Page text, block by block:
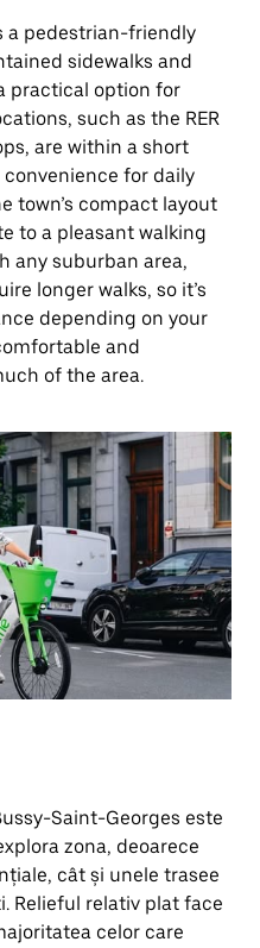
a pedestrian-friendly
sidewalks and
practical option for
such as the RER
are within a short
for daily
town’s compact layout
to a pleasant walking
any suburban area,
longer walks, so it’s
depending on your
and
of the area.
Saint-Georges este
zona, deoarece
cât și unele trasee
Relieful relativ plat face
celor care